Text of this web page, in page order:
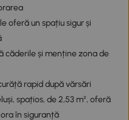
oferă un spațiu sigur și
căderile și menține zona de
rapid după vărsări
spațios, de 2,53 m², oferă
în siguranță